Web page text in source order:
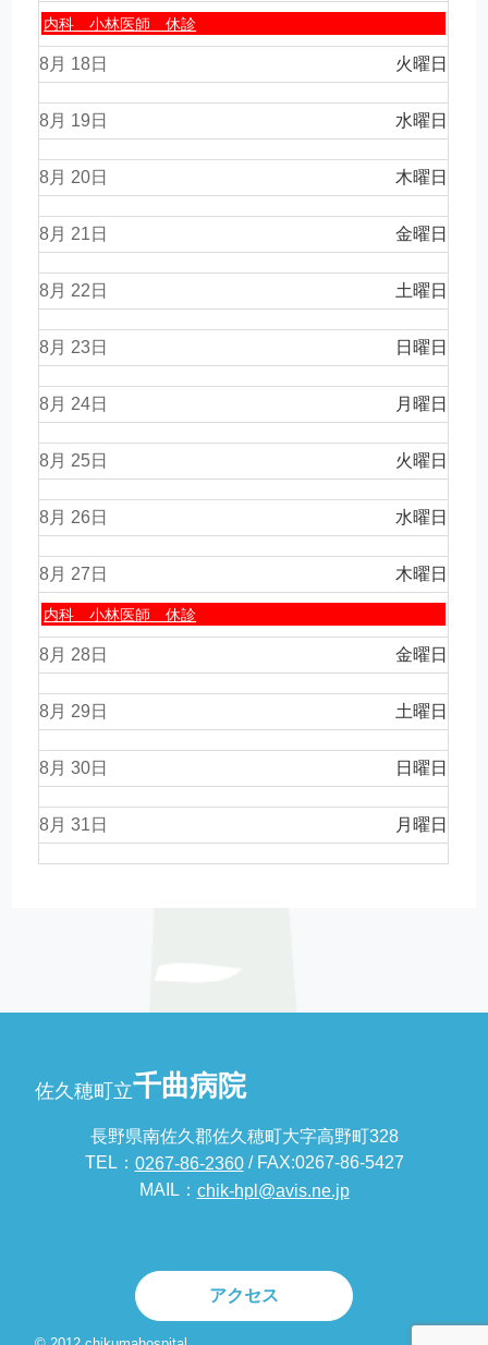
月
日,
8
月
17th
2026
内科 小林医師 休診
火曜日
8月 18
水曜日
8月 19
木曜日
8月 20
金曜日
8月 21
土曜日
8月 22
日曜日
8月 23
月曜日
8月 24
火曜日
8月 25
水曜日
8月 26
木曜日
8月 27
木
日,
8
月
27th
2026
内科 小林医師 休診
金曜日
8月 28
土曜日
8月 29
日曜日
8月 30
月曜日
8月 31
佐久穂町立千曲病院
長野県南佐久郡佐久穂町大字高野町328
TEL： 0267-86-2360/ FAX:0267-86-5427
MAIL： chik-hpl@avis.ne.jp
アクセス